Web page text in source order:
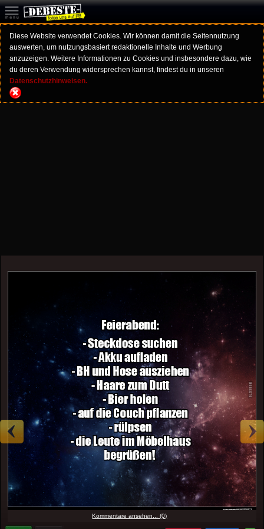
Diese Website verwendet Cookies. Wir können damit die Seitennutzung
auswerten, um nutzungsbasiert redaktionelle Inhalte und Werbung
anzuzeigen. Weitere Informationen zu Cookies und insbesondere dazu, wie
du deren Verwendung widersprechen kannst, findest du in unseren
Datenschutzhinweisen.
Kommentare ansehen... (0)